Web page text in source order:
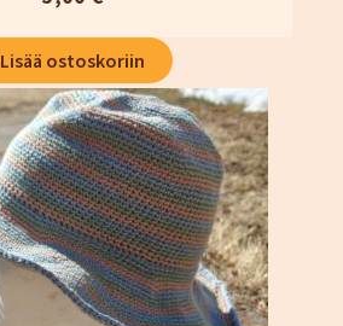
TIlaus- ja sopimusehdot
Lisää ostoskoriin